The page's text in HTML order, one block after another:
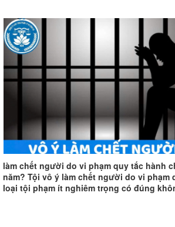
làm chết người do vi phạm quy tắc hành
năm? Tội vô ý làm chết người do vi phạm
loại tội phạm ít nghiêm trọng có đúng